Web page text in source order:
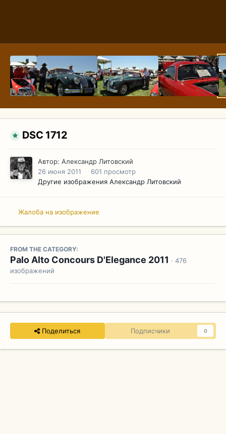
DSC 1712
Автор: Александр Литовский
26 июня 2011
601 просмотр
Другие изображения Александр Литовский
Жалоба на изображение
FROM THE CATEGORY:
Palo Alto Concours D'Elegance 2011 · 476
изображений
Поделиться Подписчики 0